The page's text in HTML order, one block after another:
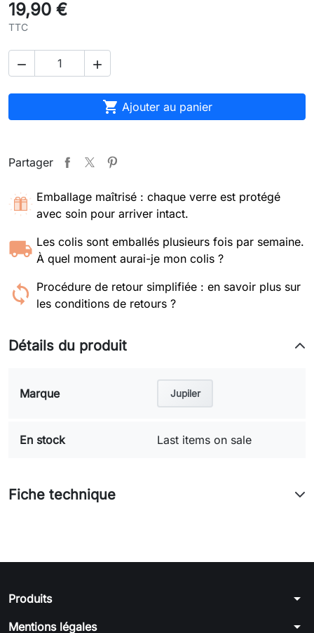
19,90 €
TTC
 
 Ajouter au panier
Partager
Emballage maîtrisé : chaque verre est protégé
avec soin pour arriver intact.
Les colis sont emballés plusieurs fois par semaine.
À quel moment aurai-je mon colis ?
Procédure de retour simplifiée : en savoir plus sur
les conditions de retours ?
Détails du produit
Marque Jupiler
En stock Last items on sale
Fiche technique
Produits arrow_drop_down
Mentions légales arrow_drop_down